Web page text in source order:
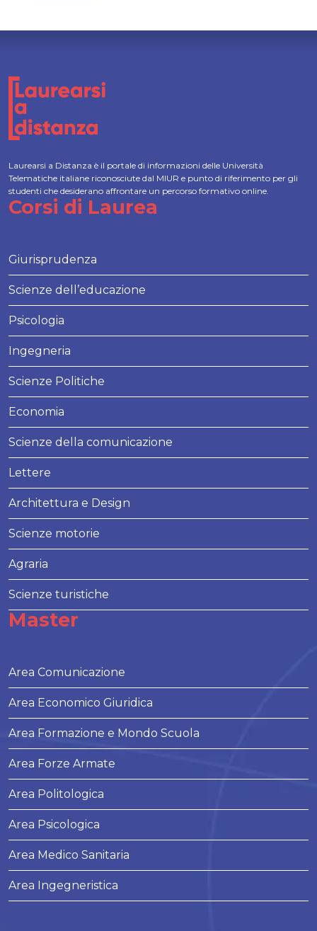
Laurearsi a Distanza è il portale di informazioni delle Università
Telematiche italiane riconosciute dal MIUR e punto di riferimento per gli
studenti che desiderano affrontare un percorso formativo online.
Corsi di Laurea
Giurisprudenza
Scienze dell’educazione
Psicologia
Ingegneria
Scienze Politiche
Economia
Scienze della comunicazione
Lettere
Architettura e Design
Scienze motorie
Agraria
Scienze turistiche
Master
Area Comunicazione
Area Economico Giuridica
Area Formazione e Mondo Scuola
Area Forze Armate
Area Politologica
Area Psicologica
Area Medico Sanitaria
Area Ingegneristica